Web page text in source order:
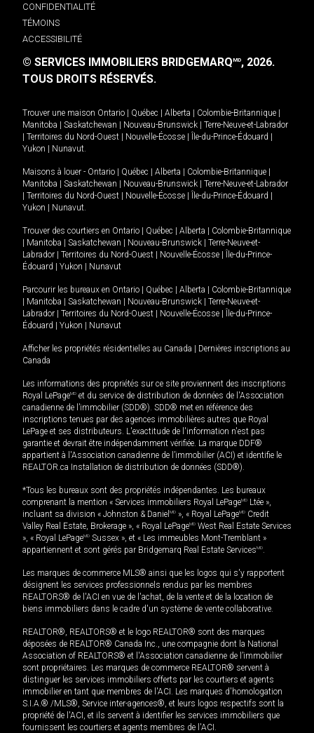
CONFIDENTIALITÉ
TÉMOINS
ACCESSIBILITÉ
© SERVICES IMMOBILIERS BRIDGEMARQMD, 2026.
TOUS DROITS RÉSERVÉS.
Trouver une maison Ontario Québec Alberta Colombie-Britannique
Manitoba
Saskatchewan Nouveau-Brunswick
Terre-Neuve-et-Labrador
Territoires du Nord-Ouest Nouvelle-Écosse Île-du-Prince-Édouard
Yukon
Nunavut.
Maisons à louer - Ontario Québec Alberta Colombie-Britannique
Manitoba
Saskatchewan Nouveau-Brunswick
Terre-Neuve-et-Labrador
Territoires du Nord-Ouest Nouvelle-Écosse Île-du-Prince-Édouard
Yukon
Nunavut.
Trouver des courtiers en Ontario Québec Alberta
Colombie-Britannique
Manitoba Saskatchewan Nouveau-Brunswick
Terre-Neuve-et-
Labrador
Territoires du Nord-Ouest Nouvelle-Écosse
Île-du-Prince-
Édouard
Yukon Nunavut
Parcourir les bureaux en Ontario Québec Alberta
Colombie-Britannique
Manitoba Saskatchewan Nouveau-Brunswick
Terre-Neuve-et-
Labrador
Territoires du Nord-Ouest Nouvelle-Écosse
Île-du-Prince-
Édouard
Yukon Nunavut
Afficher les propriétés résidentielles au Canada
Dernières inscriptions au
Canada
Les informations des propriétés sur ce site proviennent des inscriptions
Royal LePageMD et du service de distribution de données de l'Association
canadienne de l’immobilier (SDD®). SDD® met en référence des
inscriptions tenues par des agences immobilières autres que Royal
LePage et ses distributeurs. L'exactitude de l'information n'est pas
garantie et devrait être indépendamment vérifiée. La marque DDF®
appartient à l'Association canadienne de l’immobilier (ACI) et identifie le
REALTOR.ca Installation de distribution de données (SDD®).
*Tous les bureaux sont des propriétés indépendantes. Les bureaux
comprenant la mention « Services immobiliers Royal LePageMD Ltée »,
incluant sa division « Johnston & Daniel MD », « Royal LePageMD Credit
Valley Real Estate, Brokerage », « Royal LePageMD West Real Estate Services
», « Royal LePageMD Sussex », et « Les immeubles Mont-Tremblant »
appartiennent et sont gérés par Bridgemarq Real Estate ServicesMD.
Les marques de commerce MLS® ainsi que les logos qui s'y rapportent
désignent les services professionnels rendus par les membres
REALTORS® de l'ACI en vue de l'achat, de la vente et de la location de
biens immobiliers dans le cadre d'un système de vente collaborative.
REALTOR®, REALTORS® et le logo REALTOR® sont des marques
déposées de REALTOR® Canada Inc., une compagnie dont la National
Association of REALTORS® et l'Association canadienne de l’immobilier
sont propriétaires. Les marques de commerce REALTOR® servent à
distinguer les services immobiliers offerts par les courtiers et agents
immobilier en tant que membres de l'ACI. Les marques d'homologation
S.I.A.® /MLS®, Service inter-agences®, et leurs logos respectifs sont la
propriété de l'ACI, et ils servent à identifier les services immobiliers que
fournissent les courtiers et agents membres de l'ACI.